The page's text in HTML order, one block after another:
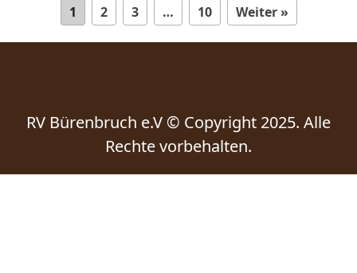
1 2 3 … 10 Weiter »
RV Bürenbruch e.V © Copyright 2025. Alle
Rechte vorbehalten.